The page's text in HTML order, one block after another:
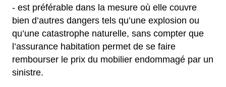
- est préférable dans la mesure où elle couvre
bien d’autres dangers tels qu’une explosion ou
qu’une catastrophe naturelle, sans compter que
l’assurance habitation permet de se faire
rembourser le prix du mobilier endommagé par un
sinistre.